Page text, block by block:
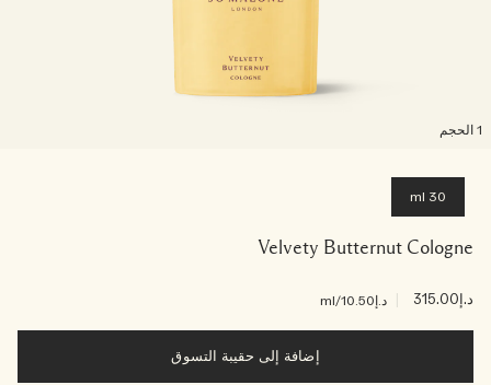
30 ml
Velvety Butternut Cologne
د.إ315.00 د.إ10.50 /ml
إضافة إلى حقيبة التسوق